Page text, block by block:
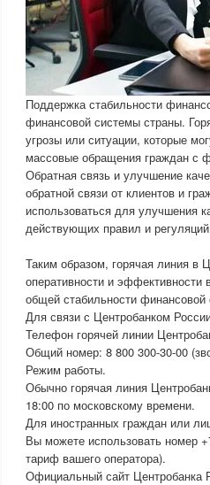
Поддержка стабильности
финансовой системы страны.
угрозы или ситуации, которые
массовые обращения граждан с
Обратная связь и улучшение
обратной связи от клиентов и
использоваться для улучшения
действующих правил и
Таким образом, горячая линия в
оперативности и эффективности
общей стабильности
Для связи с Центробанком
Телефон горячей линии
Общий номер: 8 800 300-30-00
Режим работы.
Обычно горячая линия
18:00 по московскому времени.
Для иностранных граждан или
Вы можете использовать номер
тариф вашего оператора).
Официальный сайт Центробанка